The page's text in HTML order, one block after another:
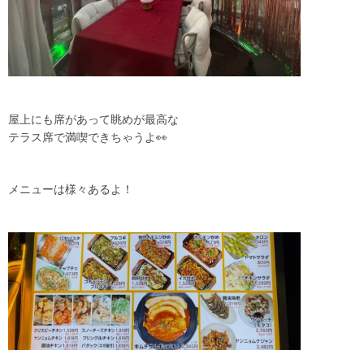
屋上にも席があって眺めが最高な
テラス席で満喫できちゃうよ👀
メニューは様々あるよ！